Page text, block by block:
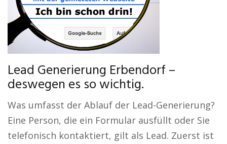
Lead Generierung Erbendorf –
deswegen es so wichtig.
Was umfasst der Ablauf der Lead-Generierung?
Eine Person, die ein Formular ausfüllt oder Sie
telefonisch kontaktiert, gilt als Lead. Zuerst ist